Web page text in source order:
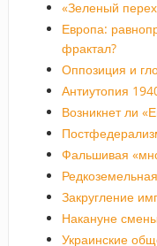
«Зеленый
Европа:
фрактал?
Оппозиция и
Антиутопия
Возникнет ли
Фальшивая
Закругление
Накануне
Украинские